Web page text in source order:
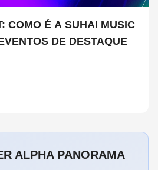
COMO É A SUHAI MUSIC
DE DESTAQUE
ALPHA PANORAMA